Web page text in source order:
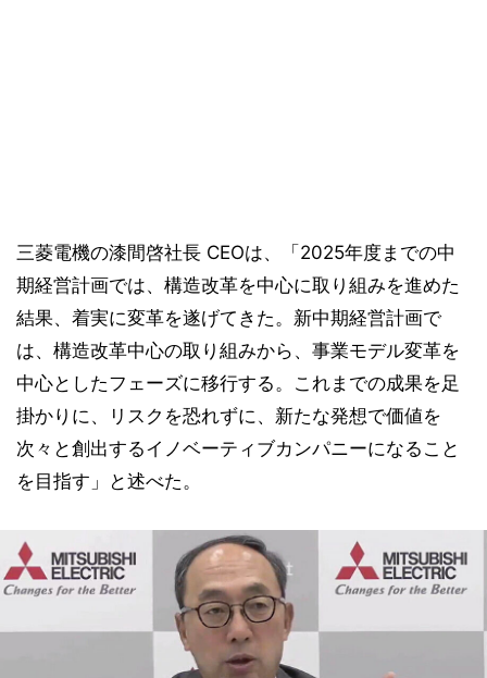
三菱電機の漆間啓社長 CEOは、「2025年度までの中
期経営計画では、構造改革を中心に取り組みを進めた
結果、着実に変革を遂げてきた。新中期経営計画で
は、構造改革中心の取り組みから、事業モデル変革を
中心としたフェーズに移行する。これまでの成果を足
掛かりに、リスクを恐れずに、新たな発想で価値を
次々と創出するイノベーティブカンパニーになること
を目指す」と述べた。